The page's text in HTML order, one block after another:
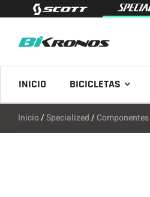
INICIO BICICLETAS
Inicio/Specialized/ Componentes